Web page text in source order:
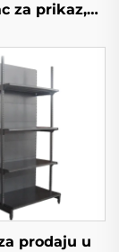
za prikaz,
s jastrogom
YD-S003
prodaju u